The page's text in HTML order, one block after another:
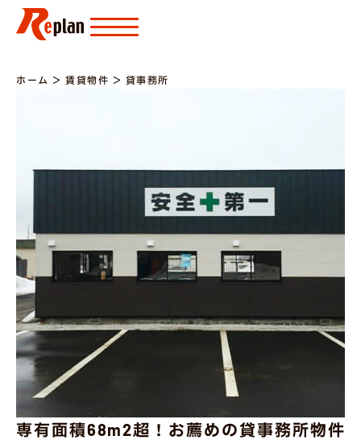
ホーム ＞ 賃貸物件 ＞ 貸事務所
専有面積68m2超！お薦めの貸事務所物件